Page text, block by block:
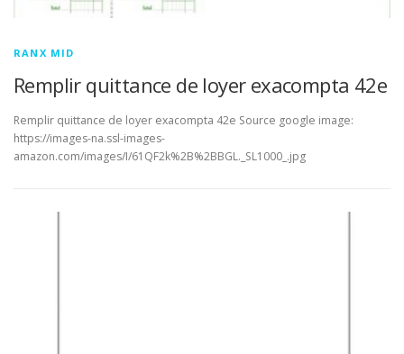
RANX MID
Remplir quittance de loyer exacompta 42e
Remplir quittance de loyer exacompta 42e Source google image:
https://images-na.ssl-images-
amazon.com/images/I/61QF2k%2B%2BBGL._SL1000_.jpg